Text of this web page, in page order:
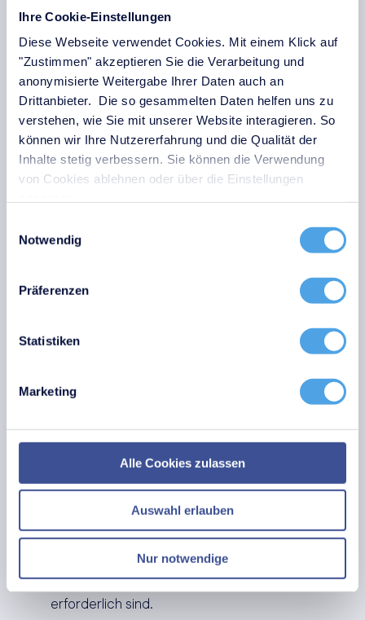
Ihre Cookie-Einstellungen
Diese Webseite verwendet Cookies. Mit einem Klick auf
"Zustimmen" akzeptieren Sie die Verarbeitung und
anonymisierte Weitergabe Ihrer Daten auch an
Drittanbieter. Die so gesammelten Daten helfen uns zu
verstehen, wie Sie mit unserer Website interagieren. So
können wir Ihre Nutzererfahrung und die Qualität der
Inhalte stetig verbessern. Sie können die Verwendung
von Cookies ablehnen oder über die Einstellungen
Notwendig
Präferenzen
Statistiken
Marketing
Alle Cookies zulassen
Auswahl erlauben
Nur notwendige
Schwachstellen- und Patch-Management:
Ein systematischer, idealerweise automatisierter
Patch-Management-Prozess minimiert das
Zeitfenster zwischen der Bekanntgabe einer
Schwachstelle und ihrer Behebung.
Datenverschlüsselung:Sensible Daten sollten
während der Übertragung (Data-in-Transit) und
im Ruhezustand auf Speichersystemen (Data-
at-Rest) durch starke kryptografische Verfahren
geschützt werden, damit sie für den Angreifer
Netzwerk in logisch isolierte Zonen unterteilen,
verhindern Sie die unkontrollierte Ausbreitung
Mitarbeiterschulungen:
Phishing-Versuche und andere Social-
Engineering-Taktiken zu erkennen und korrekt
Zugriffsmanagement:Wenden Sie die
konsequent an. Jeder Benutzer und jedes
System darf nur auf die Ressourcen zugreifen,
die für die jeweilige Aufgabe zwingend
erforderlich sind.